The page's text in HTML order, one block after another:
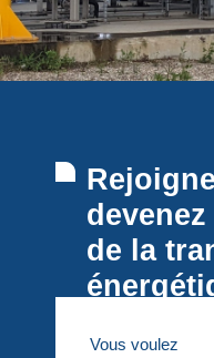
de la
Vous voulez